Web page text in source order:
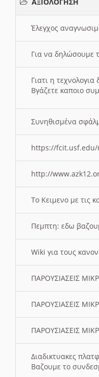
Έλεγχος
Για να δηλώσουμε
Γιατι η
Βγάζετε καποιο
Συνηθισμένα
https://
http://
To Κειμενο με τις
Πεμπτη: εδω
Wiki για τους
ΠΑΡΟΥΣΙΑΣΕΙΣ
ΠΑΡΟΥΣΙΑΣΕΙΣ
ΠΑΡΟΥΣΙΑΣΕΙΣ
Διαδικτυακες
Βαζουμε το